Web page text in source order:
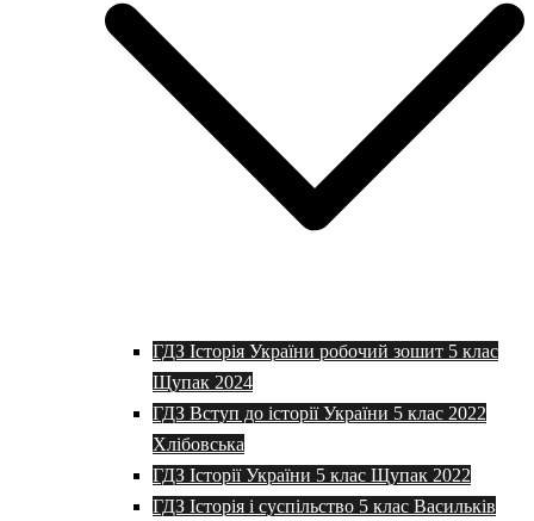
ГДЗ Історія України робочий зошит 5 клас
Щупак 2024
ГДЗ Вступ до історії України 5 клас 2022
Хлібовська
ГДЗ Історії України 5 клас Щупак 2022
ГДЗ Історія і суспільство 5 клас Васильків